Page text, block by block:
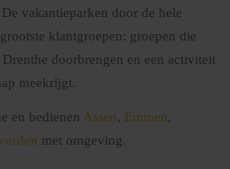
vakantieparken door de hele
klantgroepen: groepen die
doorbrengen en een activiteit
meekrijgt.
en bedienen Assen, Emmen,
met omgeving.